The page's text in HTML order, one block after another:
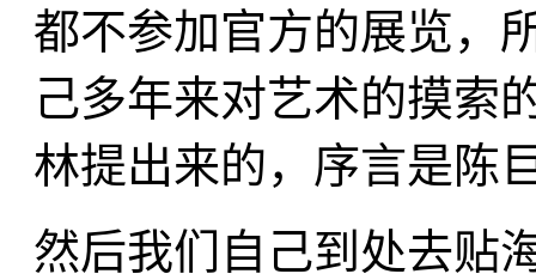
都不参加官方的展览，
己多年来对艺术的摸索
林提出来的，序言是陈
然后我们自己到处去贴